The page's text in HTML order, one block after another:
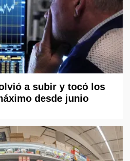
a subir y tocó los
desde junio